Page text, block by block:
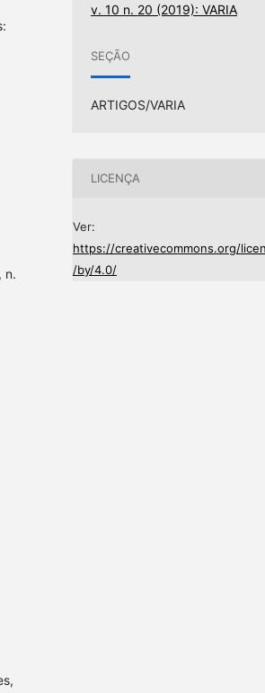
n.
v. 10 n. 20 (2019): VARIA
SEÇÃO
ARTIGOS/VARIA
LICENÇA
Ver:
https://creativecommons.org/
/by/4.0/